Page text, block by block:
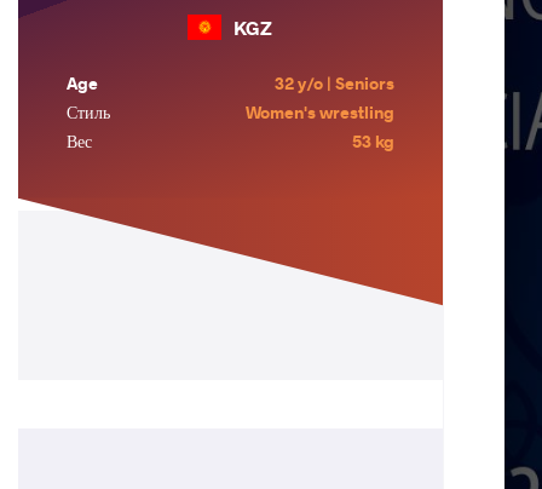
KGZ
Age
32 y/o | Seniors
Стиль
Women's wrestling
Вес
53 kg